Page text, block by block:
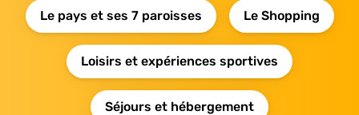
Le pays et ses 7 paroisses Le Shopping
Loisirs et expériences sportives
Séjours et hébergement